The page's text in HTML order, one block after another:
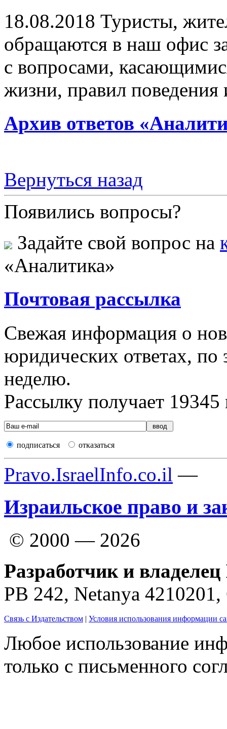
18.08.2018 Туристы,
обращаются в наш офис
с вопросами,
жизни, правил
Архив ответов
Вернуться назад
Появились вопросы?
Задайте свой вопрос на
«Аналитика»
Почтовая рассылка
Свежая информация о
юридических ответах, по
неделю.
Рассылку получает 19345
подписаться отказаться
Pravo.IsraelInfo.co.il —
Израильское право и
© 2000 — 2026
Разработчик и
PB 242, Netanya
Связь с Издательством | Условия использования информации
Любое использование
только с письменного